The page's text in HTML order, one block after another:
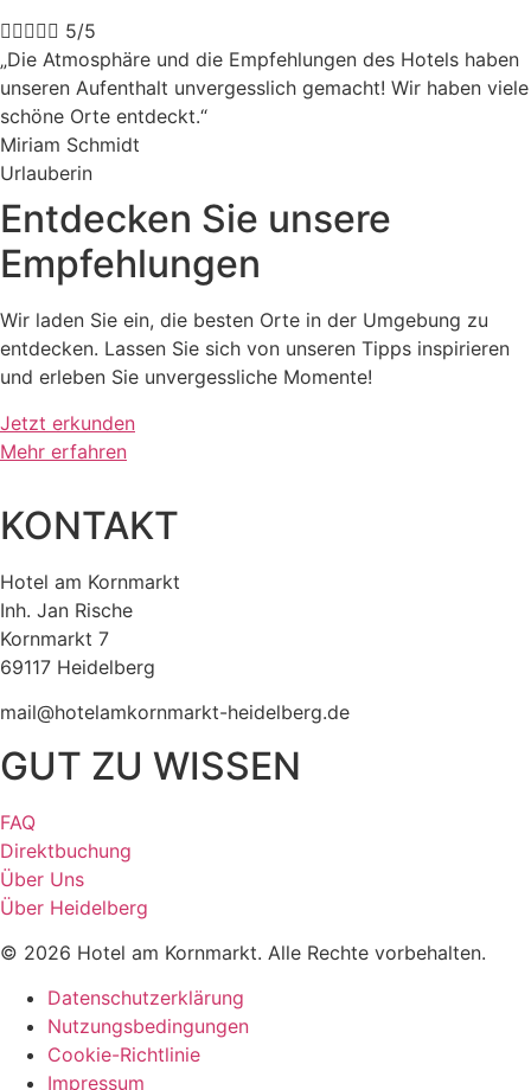
 5/5
„Die Atmosphäre und die Empfehlungen des Hotels haben
unseren Aufenthalt unvergesslich gemacht! Wir haben viele
schöne Orte entdeckt.“
Miriam Schmidt
Urlauberin
Entdecken Sie unsere
Empfehlungen
Wir laden Sie ein, die besten Orte in der Umgebung zu
entdecken. Lassen Sie sich von unseren Tipps inspirieren
und erleben Sie unvergessliche Momente!
Jetzt erkunden
Mehr erfahren
KONTAKT
Hotel am Kornmarkt
Inh. Jan Rische
Kornmarkt 7
69117 Heidelberg
mail@hotelamkornmarkt-heidelberg.de
GUT ZU WISSEN
FAQ
Direktbuchung
Über Uns
Über Heidelberg
© 2026 Hotel am Kornmarkt. Alle Rechte vorbehalten.
Datenschutzerklärung
Nutzungsbedingungen
Cookie-Richtlinie
Impressum